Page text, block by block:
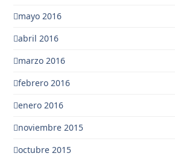
mayo 2016
abril 2016
marzo 2016
febrero 2016
enero 2016
noviembre 2015
octubre 2015